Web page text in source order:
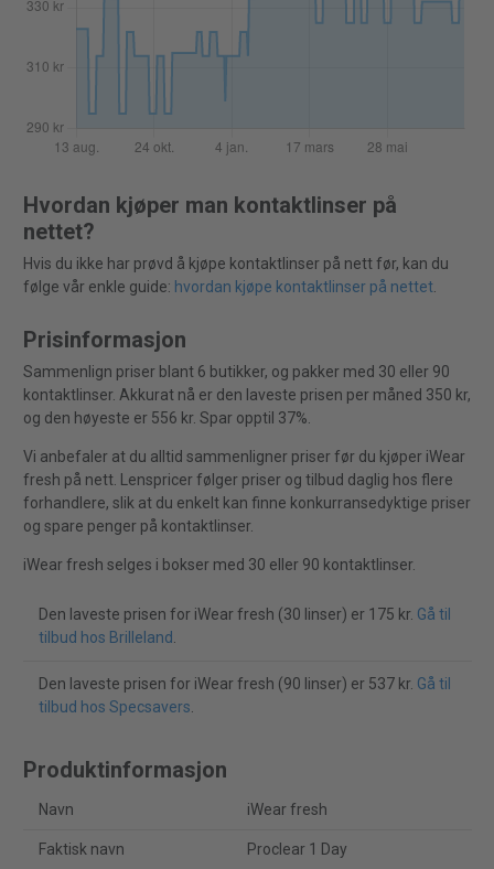
Hvordan kjøper man kontaktlinser på
nettet?
Hvis du ikke har prøvd å kjøpe kontaktlinser på nett før, kan du
følge vår enkle guide: hvordan kjøpe kontaktlinser på nettet.
Prisinformasjon
Sammenlign priser blant 6 butikker, og pakker med 30 eller 90
kontaktlinser. Akkurat nå er den laveste prisen per måned 350 kr,
og den høyeste er 556 kr. Spar opptil 37%.
Vi anbefaler at du alltid sammenligner priser før du kjøper iWear
fresh på nett. Lenspricer følger priser og tilbud daglig hos flere
forhandlere, slik at du enkelt kan finne konkurransedyktige priser
og spare penger på kontaktlinser.
iWear fresh selges i bokser med 30 eller 90 kontaktlinser.
Den laveste prisen for iWear fresh (30 linser) er 175 kr. Gå til
tilbud hos Brilleland.
Den laveste prisen for iWear fresh (90 linser) er 537 kr. Gå til
tilbud hos Specsavers.
Produktinformasjon
Navn iWear fresh
Faktisk navn Proclear 1 Day